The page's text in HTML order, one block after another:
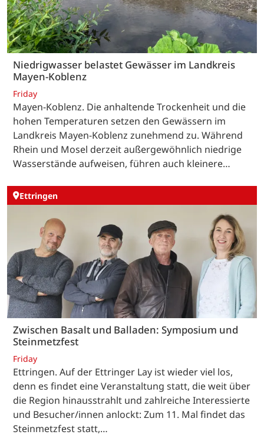
Niedrigwasser belastet Gewässer im Landkreis
Mayen-Koblenz
Friday
Mayen-Koblenz. Die anhaltende Trockenheit und die
hohen Temperaturen setzen den Gewässern im
Landkreis Mayen-Koblenz zunehmend zu. Während
Rhein und Mosel derzeit außergewöhnlich niedrige
Wasserstände aufweisen, führen auch kleinere…
Ettringen
Zwischen Basalt und Balladen: Symposium und
Steinmetzfest
Friday
Ettringen. Auf der Ettringer Lay ist wieder viel los,
denn es findet eine Veranstaltung statt, die weit über
die Region hinausstrahlt und zahlreiche Interessierte
und Besucher/innen anlockt: Zum 11. Mal findet das
Steinmetzfest statt,…